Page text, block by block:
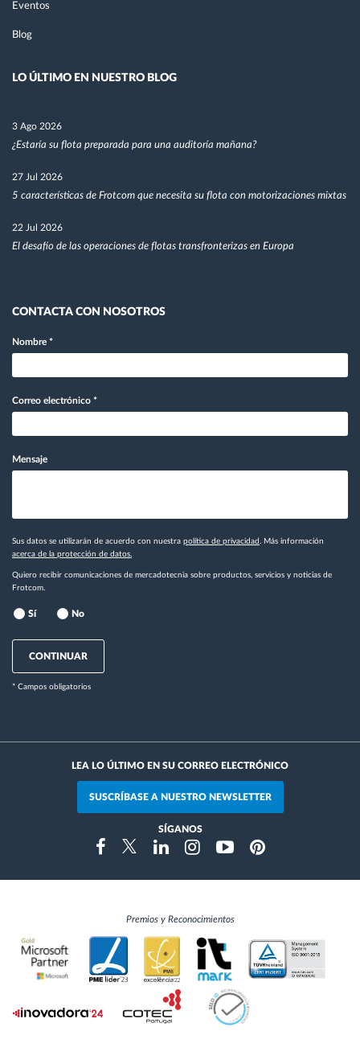
Eventos
Blog
LO ÚLTIMO EN NUESTRO BLOG
3 Ago 2026
¿Estaría su flota preparada para una auditoría mañana?
27 Jul 2026
5 características de Frotcom que necesita su flota con motorizaciones mixtas
22 Jul 2026
El desafío de las operaciones de flotas transfronterizas en Europa
CONTACTA CON NOSOTROS
Nombre *
Correo electrónico *
Mensaje
Sus datos se utilizarán de acuerdo con nuestra política de privacidad . Más información
acerca de la protección de datos.
Quiero recibir comunicaciones de mercadotecnia sobre productos, servicios y noticias de
Frotcom.
Sí No
CONTINUAR
* Campos obligatorios
LEA LO ÚLTIMO EN SU CORREO ELECTRÓNICO
SUSCRÍBASE A NUESTRO NEWSLETTER
SÍGANOS
FacebookTwitterLinkedinInstragramYoutubePinterest
Premios y Reconocimientos